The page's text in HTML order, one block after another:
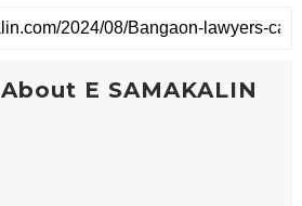
About E SAMAKALIN